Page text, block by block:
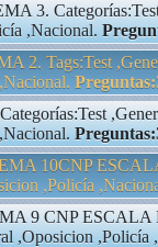
3.
,Nacional.
2. Tags:Test
,Nacional.
,Nacional.
10CNP
,Policía
9 CNP ESCALA
,Oposicion ,Policía